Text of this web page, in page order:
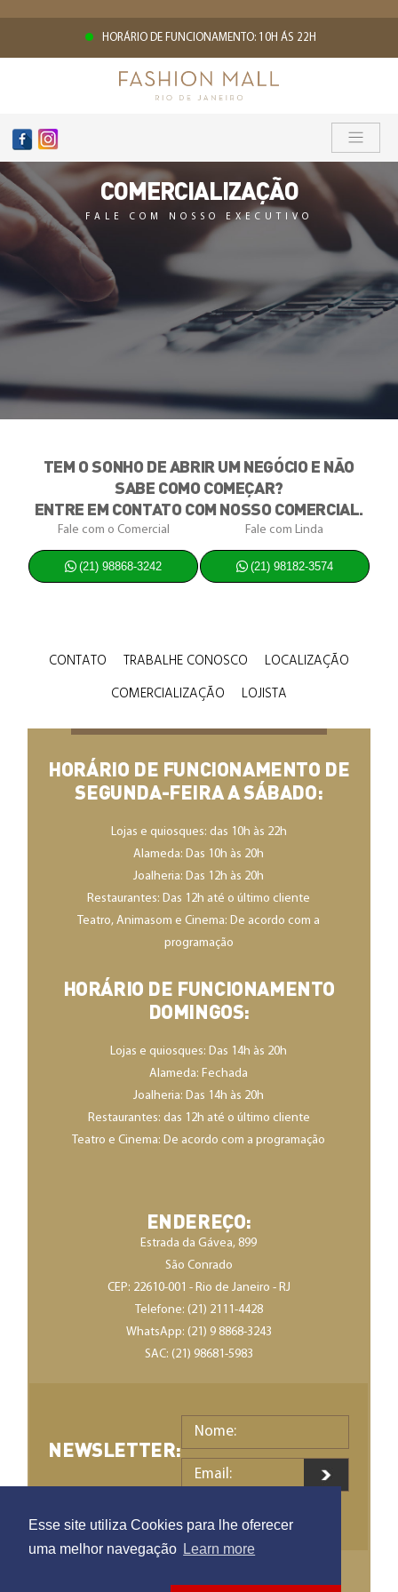
Esse site utiliza Cookies para lhe oferecer
uma melhor navegação Learn more
HORÁRIO DE FUNCIONAMENTO: 10H ÁS 22H
COMERCIALIZAÇÃO
FALE COM NOSSO EXECUTIVO
TEM O SONHO DE ABRIR UM NEGÓCIO E NÃO
SABE COMO COMEÇAR?
ENTRE EM CONTATO COM NOSSO COMERCIAL.
Fale com o Comercial
(21) 98868-3242
Fale com Linda
(21) 98182-3574
CONTATO TRABALHE CONOSCO
LOCALIZAÇÃO
COMERCIALIZAÇÃO
LOJISTA
HORÁRIO DE FUNCIONAMENTO DE
SEGUNDA-FEIRA A SÁBADO:
Lojas e quiosques: das 10h às 22h
Alameda: Das 10h às 20h
Joalheria: Das 12h às 20h
Restaurantes: Das 12h até o último cliente
Teatro, Animasom e Cinema: De acordo com a
programação
HORÁRIO DE FUNCIONAMENTO
DOMINGOS:
Lojas e quiosques: Das 14h às 20h
Alameda: Fechada
Joalheria: Das 14h às 20h
Restaurantes: das 12h até o último cliente
Teatro e Cinema: De acordo com a programação
ENDEREÇO:
Estrada da Gávea, 899
São Conrado
CEP: 22610-001 - Rio de Janeiro - RJ
Telefone: (21) 2111-4428
WhatsApp: (21) 9 8868-3243
SAC: (21) 98681-5983
NEWSLETTER:
Nome:
Email: